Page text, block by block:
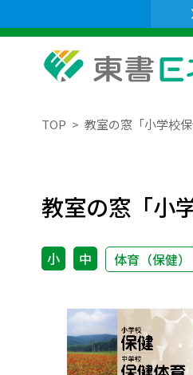
TOP 教室の窓「小学校
教室の窓「小
小 中 体育（保健）